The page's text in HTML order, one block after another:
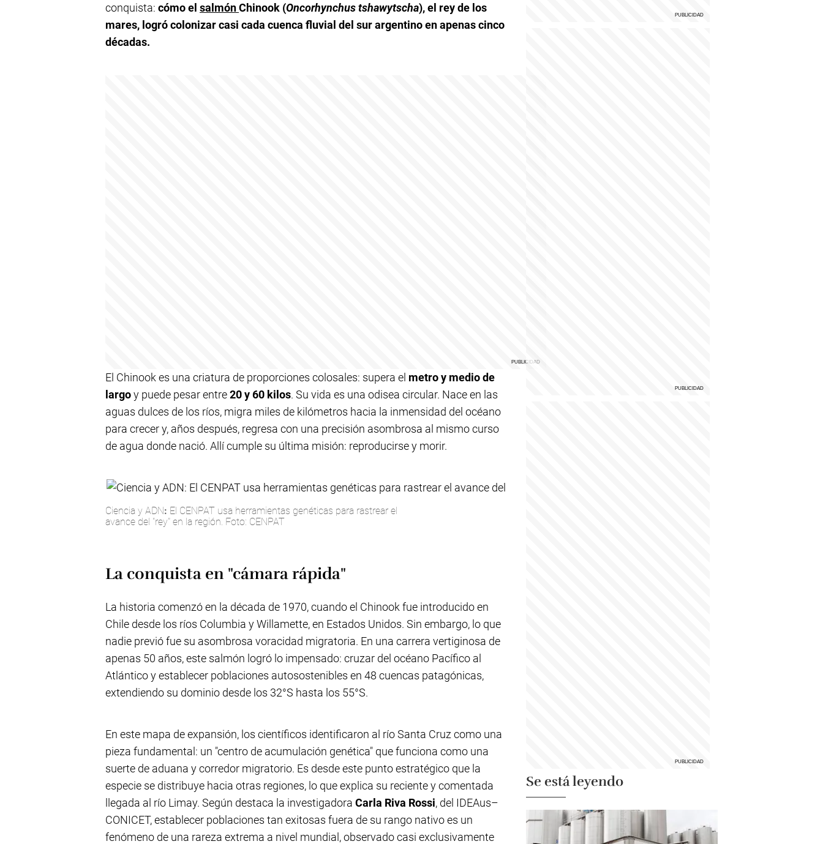
conquista: cómo el salmónChinook (Oncorhynchus tshawytscha), el rey de los
mares, logró colonizar casi cada cuenca fluvial del sur argentino en apenas cinco
décadas.
El Chinook es una criatura de proporciones colosales: supera el metro y medio de
largoy puede pesar entre20 y 60 kilos. Su vida es una odisea circular. Nace en las
aguas dulces de los ríos, migra miles de kilómetros hacia la inmensidad del océano
para crecer y, años después, regresa con una precisión asombrosa al mismo curso
de agua donde nació. Allí cumple su última misión: reproducirse y morir.
Ciencia y ADN: El CENPAT usa herramientas genéticas para rastrear el
avance del "rey" en la región. Foto: CENPAT
La conquista en "cámara rápida"
La historia comenzó en la década de 1970, cuando el Chinook fue introducido en
Chile desde los ríos Columbia y Willamette, en Estados Unidos. Sin embargo, lo que
nadie previó fue su asombrosa voracidad migratoria. En una carrera vertiginosa de
apenas 50 años, este salmón logró lo impensado: cruzar del océano Pacífico al
Atlántico y establecer poblaciones autosostenibles en 48 cuencas patagónicas,
extendiendo su dominio desde los 32°S hasta los 55°S.
En este mapa de expansión, los científicos identificaron al río Santa Cruz como una
pieza fundamental: un "centro de acumulación genética" que funciona como una
suerte de aduana y corredor migratorio. Es desde este punto estratégico que la
especie se distribuye hacia otras regiones, lo que explica su reciente y comentada
llegada al río Limay. Según destaca la investigadora Carla Riva Rossi, del IDEAus–
CONICET, establecer poblaciones tan exitosas fuera de su rango nativo es un
fenómeno de una rareza extrema a nivel mundial, observado casi exclusivamente
Se está leyendo